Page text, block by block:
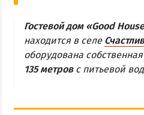
Карта Генгорки
ПРИОЗЕРНОЕ
СЧАСТЛИВЦЕВО
Гостевой дом «Good
находится в селе
оборудована собственная
135 метровс питьевой